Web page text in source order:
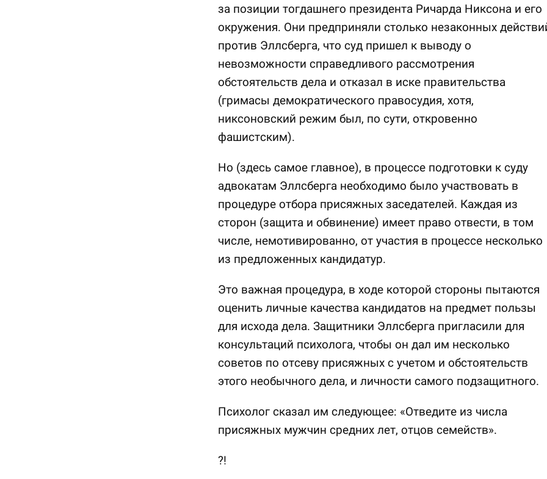
за позиции тогдашнего президента Ричарда Никсона и его
окружения. Они предприняли столько незаконных
против Эллсберга, что суд пришел к выводу о
невозможности справедливого рассмотрения
обстоятельств дела и отказал в иске правительства
(гримасы демократического правосудия, хотя,
никсоновский режим был, по сути, откровенно
фашистским).
Но (здесь самое главное), в процессе подготовки к суду
адвокатам Эллсберга необходимо было участвовать в
процедуре отбора присяжных заседателей. Каждая из
сторон (защита и обвинение) имеет право отвести, в том
числе, немотивированно, от участия в процессе несколько
из предложенных кандидатур.
Это важная процедура, в ходе которой стороны пытаются
оценить личные качества кандидатов на предмет пользы
для исхода дела. Защитники Эллсберга пригласили для
консультаций психолога, чтобы он дал им несколько
советов по отсеву присяжных с учетом и обстоятельств
этого необычного дела, и личности самого подзащитного.
Психолог сказал им следующее: «Отведите из числа
присяжных мужчин средних лет, отцов семейств».
?!